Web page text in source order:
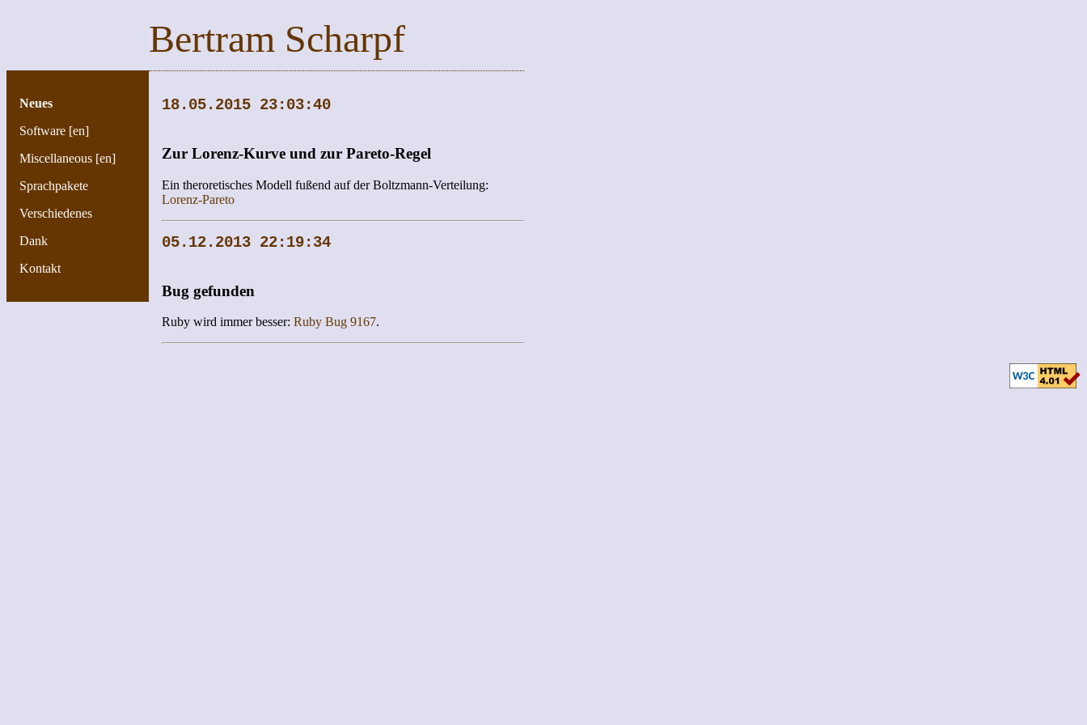
Bertram Scharpf
Neues
Software [en]
Miscellaneous [en]
Sprachpakete
Verschiedenes
Dank
Kontakt
18.05.2015 23:03:40
Zur Lorenz-Kurve und zur Pareto-Regel
Ein theroretisches Modell fußend auf der Boltzmann-Verteilung:
Lorenz-Pareto
05.12.2013 22:19:34
Bug gefunden
Ruby wird immer besser: Ruby Bug 9167.